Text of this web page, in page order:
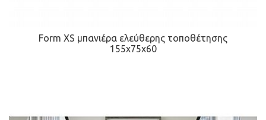
Form XS μπανιέρα ελεύθερης τοποθέτησης
155x75x60